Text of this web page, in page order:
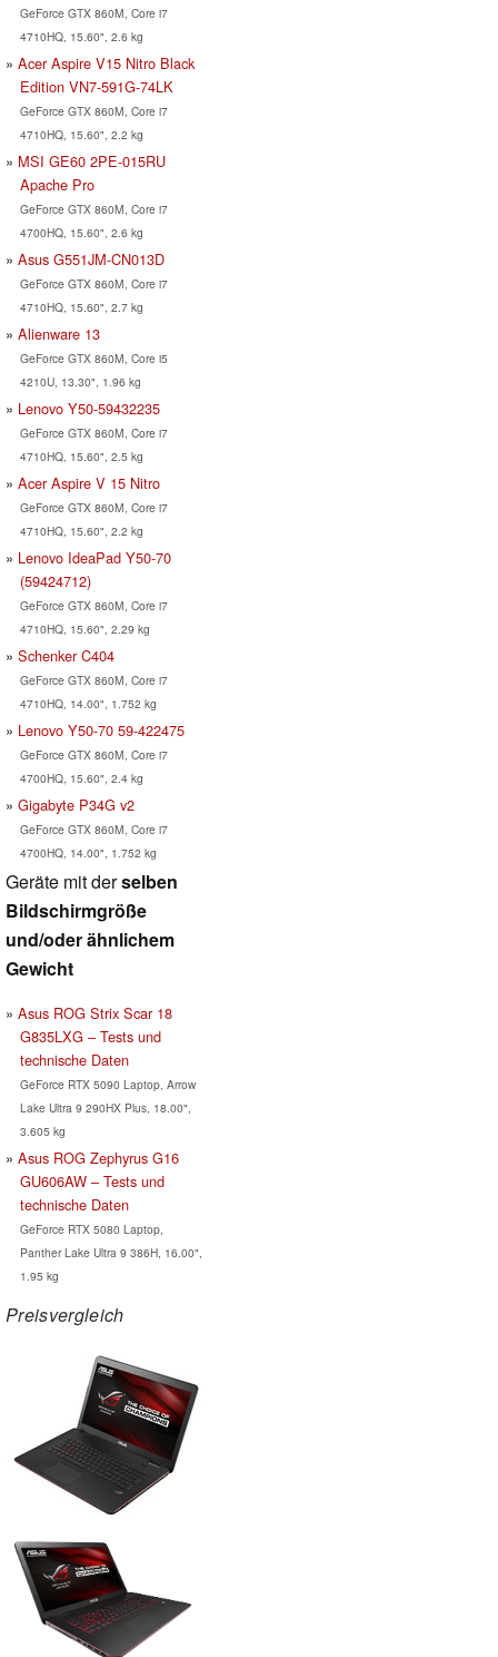
GeForce GTX 860M, Core i7
4710HQ, 15.60", 2.6 kg
Acer Aspire V15 Nitro Black
Edition VN7-591G-74LK
GeForce GTX 860M, Core i7
4710HQ, 15.60", 2.2 kg
MSI GE60 2PE-015RU
Apache Pro
GeForce GTX 860M, Core i7
4700HQ, 15.60", 2.6 kg
Asus G551JM-CN013D
GeForce GTX 860M, Core i7
4710HQ, 15.60", 2.7 kg
Alienware 13
GeForce GTX 860M, Core i5
4210U, 13.30", 1.96 kg
Lenovo Y50-59432235
GeForce GTX 860M, Core i7
4710HQ, 15.60", 2.5 kg
Acer Aspire V 15 Nitro
GeForce GTX 860M, Core i7
4710HQ, 15.60", 2.2 kg
Lenovo IdeaPad Y50-70
(59424712)
GeForce GTX 860M, Core i7
4710HQ, 15.60", 2.29 kg
Schenker C404
GeForce GTX 860M, Core i7
4710HQ, 14.00", 1.752 kg
Lenovo Y50-70 59-422475
GeForce GTX 860M, Core i7
4700HQ, 15.60", 2.4 kg
Gigabyte P34G v2
GeForce GTX 860M, Core i7
4700HQ, 14.00", 1.752 kg
Geräte mit derselben
Bildschirmgröße
und/oder ähnlichem
Gewicht
Asus ROG Strix Scar 18
G835LXG – Tests und
technische Daten
GeForce RTX 5090 Laptop, Arrow
Lake Ultra 9 290HX Plus, 18.00",
3.605 kg
Asus ROG Zephyrus G16
GU606AW – Tests und
technische Daten
GeForce RTX 5080 Laptop,
Panther Lake Ultra 9 386H, 16.00",
1.95 kg
Preisvergleich